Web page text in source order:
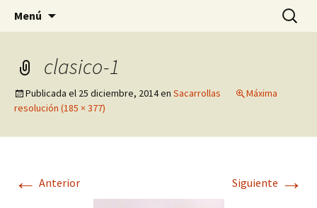
Quintasnovas
Pagina sobre licores,viño, cervexa, sidra,
receitas, fotografia, agricultura, informatica,
linux e outras afeccións
Menú Buscar:
clasico-1
Publicada el 25 diciembre, 2014en Sacarrollas
Máxima
resolución (185 × 377)
← Anterior Siguiente →